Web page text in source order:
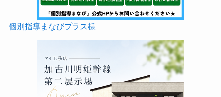
個別指導まなびプラス様